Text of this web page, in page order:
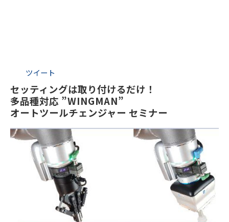
ブログ-お役立ち情報-
ツイート
セッティングは取り付けるだけ！
多品種対応 ”WINGMAN”
オートツールチェンジャー セミナー